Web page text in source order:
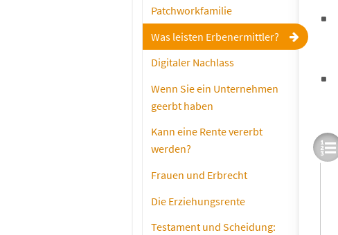
Patchworkfamilie
Was leisten Erbenermittler?
Digitaler Nachlass
Wenn Sie ein Unternehmen
geerbt haben
Kann eine Rente vererbt
werden?
Frauen und Erbrecht
Die Erziehungsrente
Testament und Scheidung: